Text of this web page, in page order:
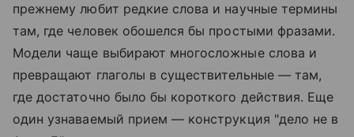
прежнему любит редкие слова и научные термины
там, где человек обошелся бы простыми фразами.
Модели чаще выбирают многосложные слова и
превращают глаголы в существительные — там,
где достаточно было бы короткого действия. Еще
один узнаваемый прием — конструкция "дело не в